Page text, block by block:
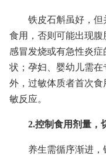
铁皮石斛虽好，
食用，否则可能出现
感冒发烧或有急性炎
状；孕妇、婴幼儿需
外，过敏体质者首次
敏反应。
2.控制食用剂量，
养生需循序渐进